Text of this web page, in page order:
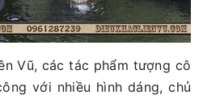
Vũ, các tác phẩm tượng cô
với nhiều hình dáng, chủ